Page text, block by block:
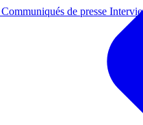
Communiqués de presse